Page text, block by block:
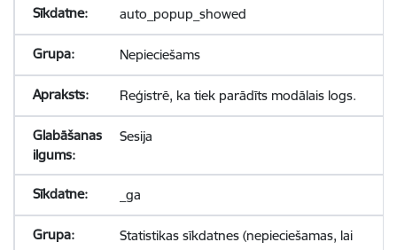
auto_popup_showed
Nepieciešams
Reģistrē, ka tiek parādīts modālais logs.
Sesija
_ga
Statistikas sīkdatnes (nepieciešamas, lai